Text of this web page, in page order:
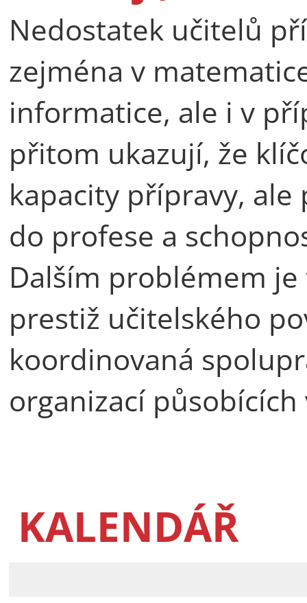
Nedostatek učitelů
zejména v
informatice, ale i v
přitom ukazují, že
kapacity přípravy,
do profese a
Dalším problémem
prestiž učitelského
koordinovaná
organizací
KALENDÁŘ